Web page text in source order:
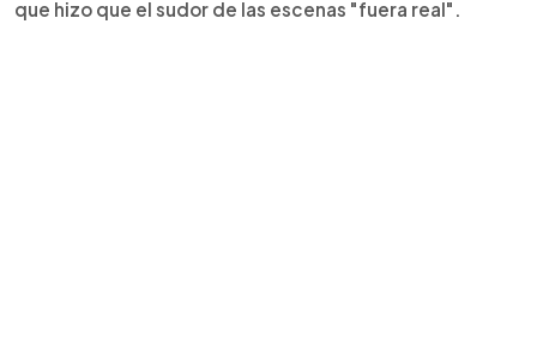
que hizo que el sudor de las escenas "fuera real".